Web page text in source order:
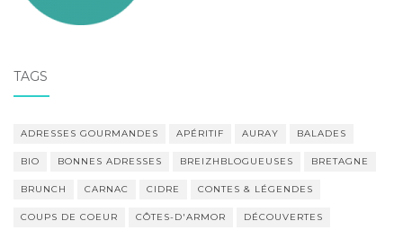
TAGS
ADRESSES GOURMANDES APÉRITIF AURAY BALADES
BIO BONNES ADRESSES BREIZHBLOGUEUSES BRETAGNE
BRUNCH CARNAC CIDRE CONTES & LÉGENDES
COUPS DE COEUR CÔTES-D'ARMOR DÉCOUVERTES